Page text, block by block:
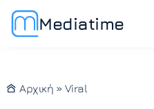
Mediatime
Αρχική » Viral